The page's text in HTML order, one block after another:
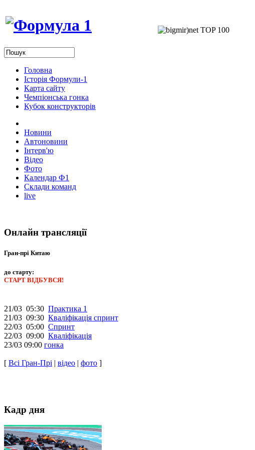
Головна
Історія Формули-1
Карта сайту
Чемпіонська гонка
Кубок конструкторів
Новини
Автоновини
Інтерв'ю
Відео
Фото
Календар Ф1
Склади команд
live
Онлайн трансляції
Гран-прі Китаю
до старту:
СТАРТ ВІДБУВСЯ!
21/03 05:30 Практика 1
21/03 09:30 Кваліфікація спринт
22/03 05:00 Спринт
22/03 09:00 Кваліфікація
23/03 09:00 гонка
[ Всі Гран-Прі | відео | фото ]
Кадр дня